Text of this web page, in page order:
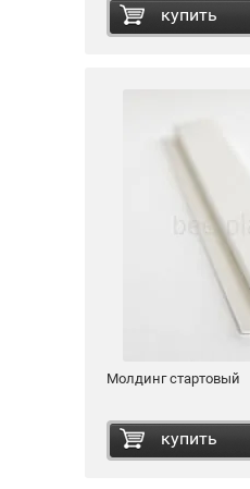
купить
Молдинг стартовый
купить